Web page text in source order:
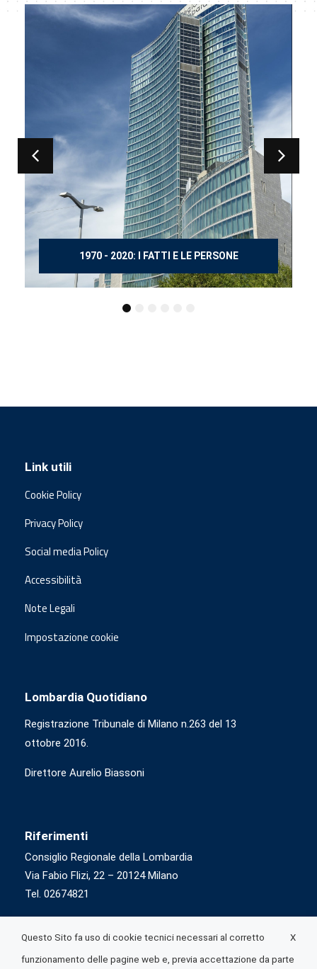
150 ANNI DOPO MANZONI
Link utili
Cookie Policy
Privacy Policy
Social media Policy
Accessibilità
Note Legali
Impostazione cookie
Lombardia Quotidiano
Registrazione Tribunale di Milano n.263 del 13
ottobre 2016.
Direttore Aurelio Biassoni
Riferimenti
Consiglio Regionale della Lombardia
Via Fabio Flizi, 22 – 20124 Milano
Tel. 02674821
X
Questo Sito fa uso di cookie tecnici necessari al corretto
funzionamento delle pagine web e, previa accettazione da parte